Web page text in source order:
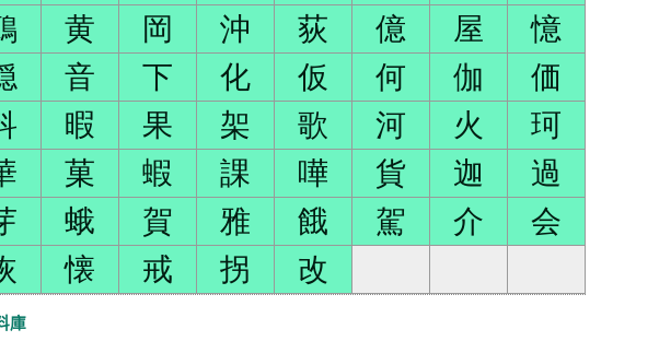
黄 岡 沖 荻 億 屋 憶
音 下 化 仮 何 伽 価
暇 果 架 歌 河 火 珂
菓 蝦 課 嘩 貨 迦 過
蛾 賀 雅 餓 駕 介 会
懐 戒 拐 改
庫